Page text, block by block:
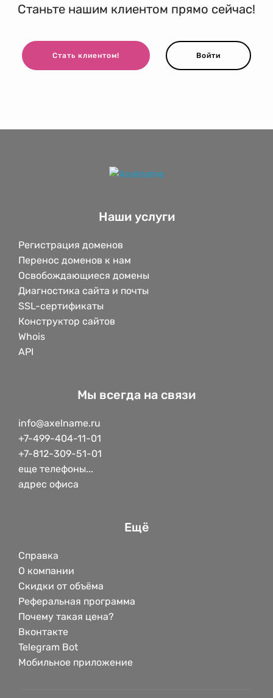
Станьте нашим клиентом прямо сейчас!
Стать клиентом! Войти
Наши услуги
Регистрация доменов
Перенос доменов к нам
Освобождающиеся домены
Диагностика сайта и почты
SSL-сертификаты
Конструктор сайтов
Whois
API
Мы всегда на связи
info@axelname.ru
+7-499-404-11-01
+7-812-309-51-01
еще телефоны...
адрес офиса
Ещё
Справка
О компании
Скидки от объёма
Реферальная программа
Почему такая цена?
Вконтакте
Telegram Bot
Мобильное приложение